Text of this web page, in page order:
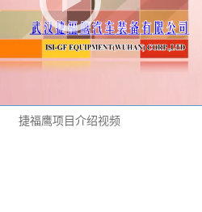
捷福鹰项目介绍视频